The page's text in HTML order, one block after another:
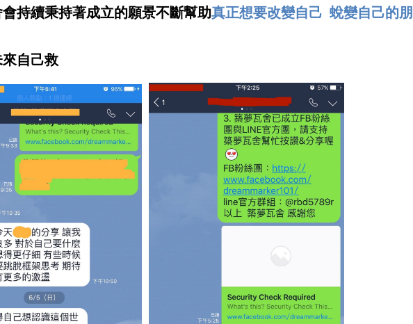
持續秉持著成立的願景不斷幫助真正想要改變自己 蛻變自己的朋
自己救